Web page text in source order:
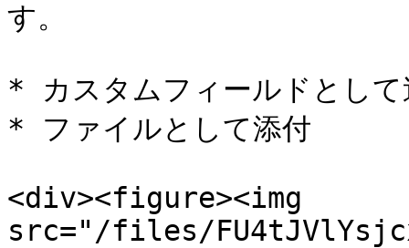
す。
* カスタムフィールドとして
* ファイルとして添付
<div><figure><img
src="/files/